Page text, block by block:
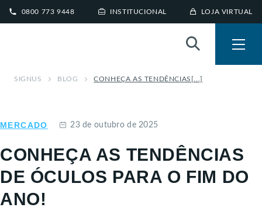
0800 773 9448 INSTITUCIONAL LOJA VIRTUAL
SIGNUS BLOG CONHEÇA AS TENDÊNCIAS[...]
MERCADO 23 de outubro de 2025
CONHEÇA AS TENDÊNCIAS
DE ÓCULOS PARA O FIM DO
ANO!